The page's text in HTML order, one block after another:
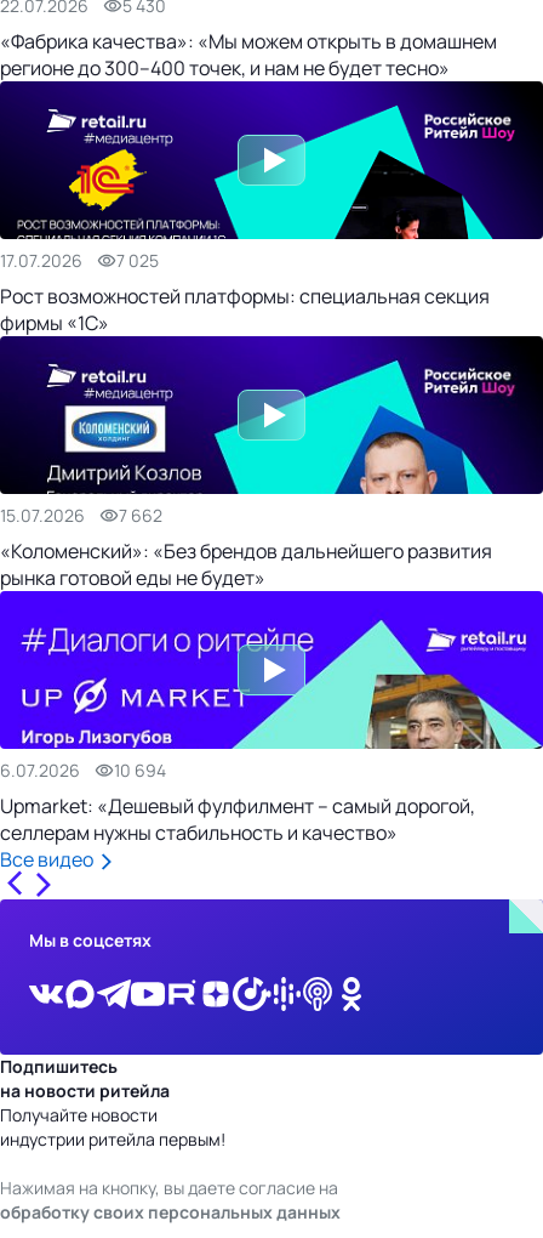
22.07.2026 5 430
«Фабрика качества»: «Мы можем открыть в домашнем
регионе до 300–400 точек, и нам не будет тесно»
17.07.2026 7 025
Рост возможностей платформы: специальная секция
фирмы «1С»
15.07.2026 7 662
«Коломенский»: «Без брендов дальнейшего развития
рынка готовой еды не будет»
6.07.2026 10 694
Upmarket: «Дешевый фулфилмент – самый дорогой,
селлерам нужны стабильность и качество»
Все видео
Мы в соцсетях
Подпишитесь
на новости ритейла
Получайте новости
индустрии ритейла первым!
Нажимая на кнопку, вы даете согласие на
обработку своих персональных данных